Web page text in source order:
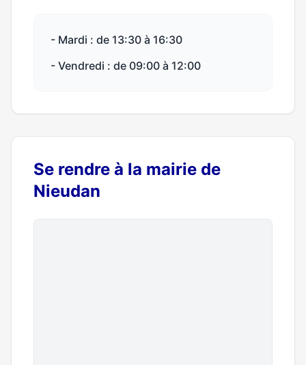
- Mardi : de 13:30 à 16:30
- Vendredi : de 09:00 à 12:00
Se rendre à la mairie de
Nieudan